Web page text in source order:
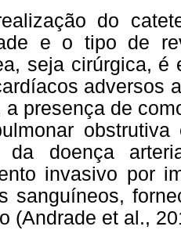
do
e o tipo de
seja cirúrgica,
adversos
a presença de
da doença
invasivo por
sanguíneos,
(Andrade et al.,